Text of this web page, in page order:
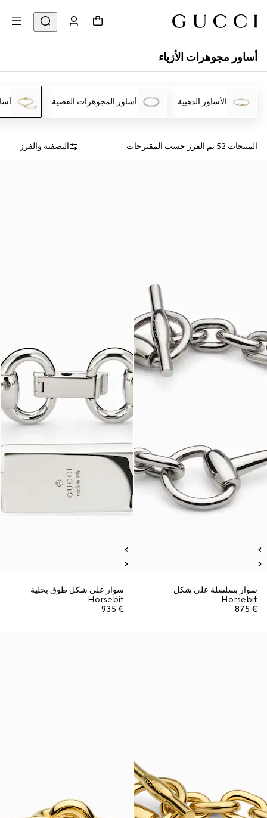
أساور مجوهرات الأزياء
الأساور الذهبية أساور المجوهرات الفضية
المنتجات 52 تم الفرز حسب المقترحات التصفية والفرز
سوار بسلسلة على شكل
Horsebit
€ 875
سوار على شكل طوق بحلية
Horsebit
€ 935